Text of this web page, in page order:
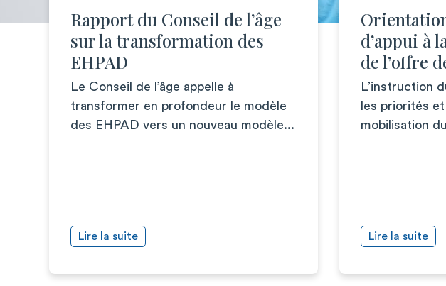
Rapport du Conseil de l’âge
sur la transformation des
EHPAD
Le Conseil de l’âge appelle à
transformer en profondeur le modèle
des EHPAD vers un nouveau modèle...
Lire la suite
d’appui à
de l’offre
L’instruction
les priorités
mobilisation
Lire la suite